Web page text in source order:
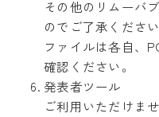
その他のリムーバ
のでご了承ください
ファイルは各自、
確認ください。
発表者ツール
ご利用いただけませ